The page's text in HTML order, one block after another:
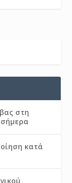
στη
κατά